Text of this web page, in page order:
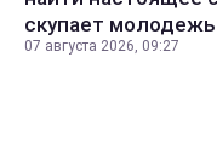
скупает молодежь
07 августа 2026, 09:27